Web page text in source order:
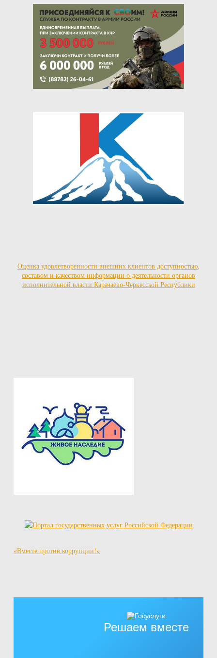
Оценка удовлетворенности внешних клиентов доступностью,
составом и качеством информации о деятельности органов
исполнительной власти Карачаево-Черкесской Республики
«Вместе против коррупции!»
Решаем вместе